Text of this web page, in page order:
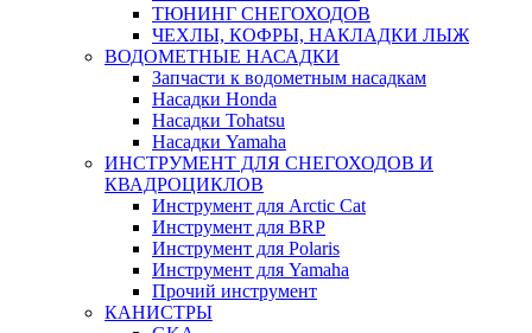
ТЮНИНГ СНЕГОХОДОВ
ЧЕХЛЫ, КОФРЫ, НАКЛАДКИ ЛЫЖ
ВОДОМЕТНЫЕ НАСАДКИ
Запчасти к водометным насадкам
Насадки Honda
Насадки Tohatsu
Насадки Yamaha
ИНСТРУМЕНТ ДЛЯ СНЕГОХОДОВ И
КВАДРОЦИКЛОВ
Инструмент для Arctic Cat
Инструмент для BRP
Инструмент для Polaris
Инструмент для Yamaha
Прочий инструмент
КАНИСТРЫ